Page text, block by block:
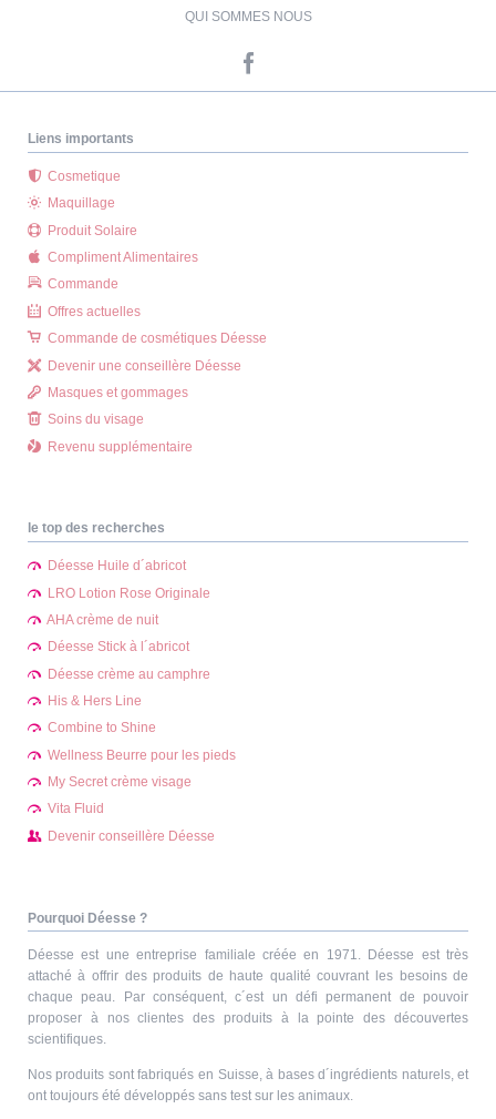
QUI SOMMES NOUS
Liens importants
Cosmetique
Maquillage
Produit Solaire
Compliment Alimentaires
Commande
Offres actuelles
Commande de cosmétiques Déesse
Devenir une conseillère Déesse
Masques et gommages
Soins du visage
Revenu supplémentaire
le top des recherches
Déesse Huile d´abricot
LRO Lotion Rose Originale
AHA crème de nuit
Déesse Stick à l´abricot
Déesse crème au camphre
His & Hers Line
Combine to Shine
Wellness Beurre pour les pieds
My Secret crème visage
Vita Fluid
Devenir conseillère Déesse
Pourquoi Déesse ?
Déesse est une entreprise familiale créée en 1971. Déesse est très
attaché à offrir des produits de haute qualité couvrant les besoins de
chaque peau. Par conséquent, c´est un défi permanent de pouvoir
proposer à nos clientes des produits à la pointe des découvertes
scientifiques.
Nos produits sont fabriqués en Suisse, à bases d´ingrédients naturels, et
ont toujours été développés sans test sur les animaux.